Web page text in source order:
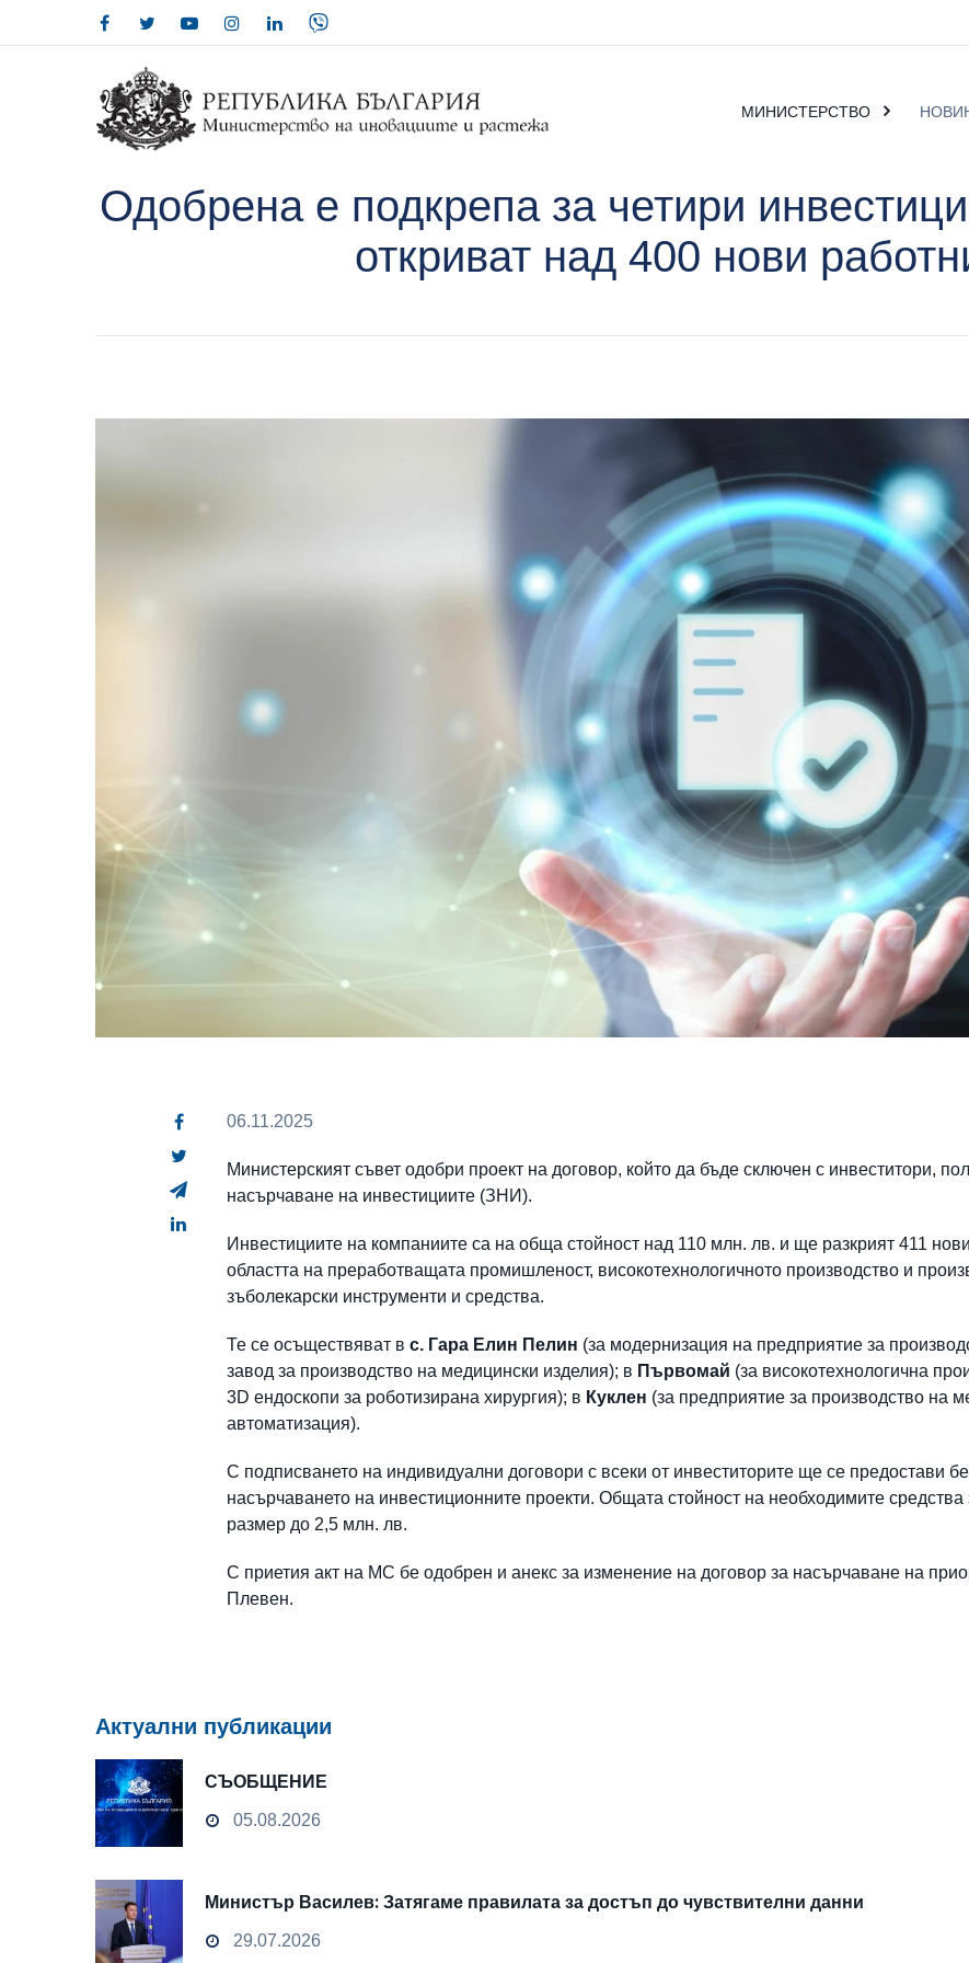
МИНИСТЕРСТВО
Одобрена е подкрепа за четири
откриват над 400 нови
06.11.2025
Министерският съвет одобри проект на договор, който да бъде сключен с инвеститори,
насърчаване на инвестициите (ЗНИ).
Инвестициите на компаниите са на обща стойност над 110 млн. лв. и ще разкрият 411
областта на преработващата промишленост, високотехнологичното производство и
зъболекарски инструменти и средства.
Те се осъществяват в с. Гара Елин Пелин (за модернизация на предприятие за
завод за производство на медицински изделия); в Първомай (за високотехнологична
3D ендоскопи за роботизирана хирургия); в Куклен (за предприятие за производство на
автоматизация).
С подписването на индивидуални договори с всеки от инвеститорите ще се предостави
насърчаването на инвестиционните проекти. Общата стойност на необходимите
размер до 2,5 млн. лв.
С приетия акт на МС бе одобрен и анекс за изменение на договор за насърчаване на
Плевен.
Актуални публикации
СЪОБЩЕНИЕ
05.08.2026
Министър Василев: Затягаме правилата за достъп до чувствителни данни
29.07.2026